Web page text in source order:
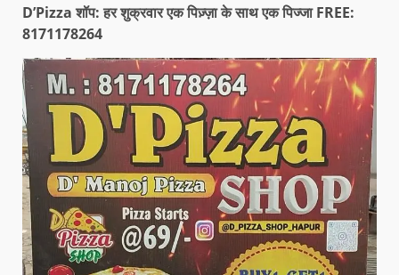
D’Pizza शॉप: हर शुक्रवार एक पिज़्ज़ा के साथ एक पिज्जा FREE:
8171178264